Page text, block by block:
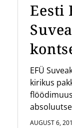
Eesti
EFÜ
kirikus
AUGUST 6,